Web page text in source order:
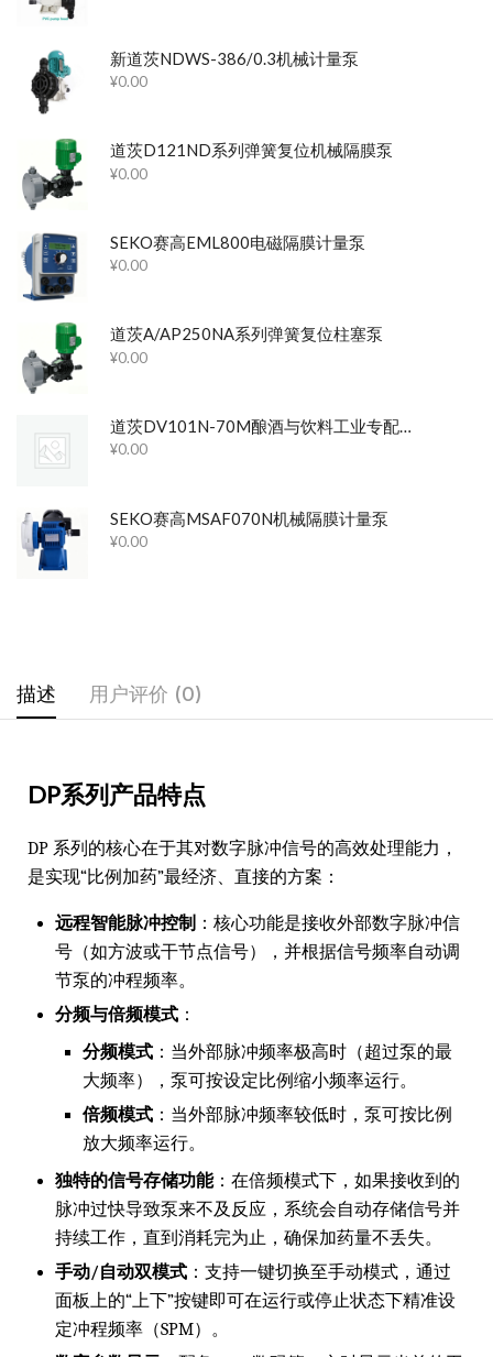
新道茨NDWS-386/0.3机械计量泵
¥0.00
道茨D121ND系列弹簧复位机械隔膜泵
¥0.00
SEKO赛高EML800电磁隔膜计量泵
¥0.00
道茨A/AP250NA系列弹簧复位柱塞泵
¥0.00
道茨DV101N-70M酿酒与饮料工业专配立式隔膜泵
¥0.00
SEKO赛高MSAF070N机械隔膜计量泵
¥0.00
描述 用户评价 (0)
DP系列产品特点
DP 系列的核心在于其对数字脉冲信号的高效处理能力，
是实现“比例加药”最经济、直接的方案：
远程智能脉冲控制 ：核心功能是接收外部数字脉冲信
号（如方波或干节点信号），并根据信号频率自动调
节泵的冲程频率。
分频与倍频模式 ：
分频模式 ：当外部脉冲频率极高时（超过泵的最
大频率），泵可按设定比例缩小频率运行。
倍频模式 ：当外部脉冲频率较低时，泵可按比例
放大频率运行。
独特的信号存储功能：在倍频模式下，如果接收到的
脉冲过快导致泵来不及反应，系统会自动存储信号并
持续工作，直到消耗完为止，确保加药量不丢失。
手动/自动双模式 ：支持一键切换至手动模式，通过
面板上的“上下”按键即可在运行或停止状态下精准设
定冲程频率（SPM）。